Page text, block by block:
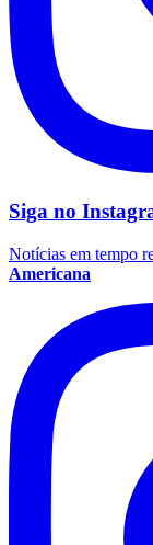
Siga no
Notícias em tempo
Americana